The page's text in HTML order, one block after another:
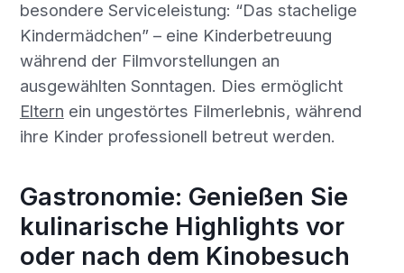
besondere Serviceleistung: “Das stachelige
Kindermädchen” – eine Kinderbetreuung
während der Filmvorstellungen an
ausgewählten Sonntagen. Dies ermöglicht
Eltern ein ungestörtes Filmerlebnis, während
ihre Kinder professionell betreut werden.
Gastronomie: Genießen Sie
kulinarische Highlights vor
oder nach dem Kinobesuch